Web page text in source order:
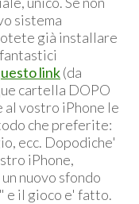
sistema
già installare
link(da
cartella DOPO
al vostro iPhone le
che preferite:
ecc. Dopodiche'
iPhone,
nuovo sfondo
e il gioco e' fatto.